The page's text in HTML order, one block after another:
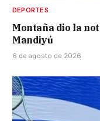
DEPORTES
Montaña dio la
Mandiyú
6 de agosto de 2026